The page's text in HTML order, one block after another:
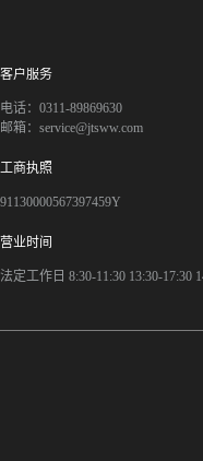
客户服务
电话：0311-89869630
邮箱：service@jtsww.com
工商执照
91130000567397459Y
营业时间
法定工作日 8:30-11:30 13:30-17:30